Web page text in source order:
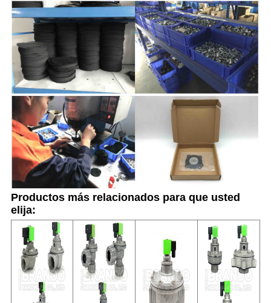
Productos más relacionados para que usted
elija: